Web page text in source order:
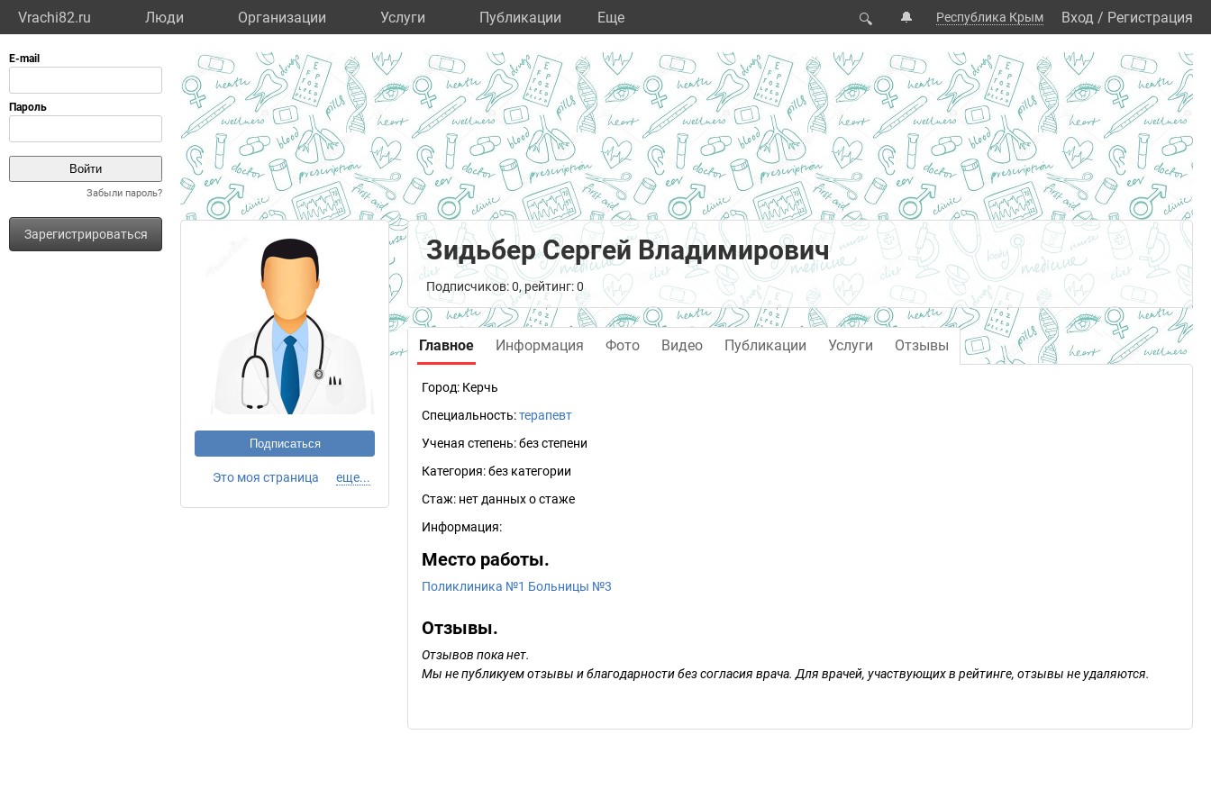
Vrachi82.ru Люди Организации Услуги Публикации Eще 🔍 🔔 Республика Крым Вход / Регистрация
Забыли пароль?
Зарегистрироваться
Подписаться
Это моя страница еще...
Зидьбер Сергей Владимирович
Подписчиков: 0, рейтинг: 0
Главное Информация Фото Видео Публикации Услуги Отзывы
Город: Керчь
Специальность:терапевт
Ученая степень:без степени
Категория:без категории
Стаж: нет данных о стаже
Информация:
Место работы.
Поликлиника №1 Больницы №3
Отзывы.
Отзывов пока нет.
Мы не публикуем отзывы и благодарности без согласия врача. Для врачей, участвующих в рейтинге, отзывы не удаляются.